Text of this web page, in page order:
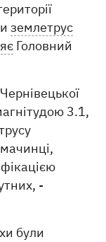
землетрус
Головний
3.1,
-
були